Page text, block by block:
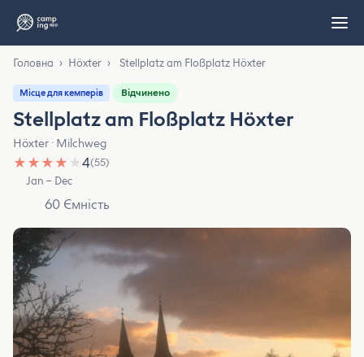
Головна › Höxter › Stellplatz am Floßplatz Höxter
Місце для кемперів Відчинено
Stellplatz am Floßplatz Höxter
Höxter · Milchweg
★ ★ ★ ★ ★4(55)
Jan – Dec
60 Ємність